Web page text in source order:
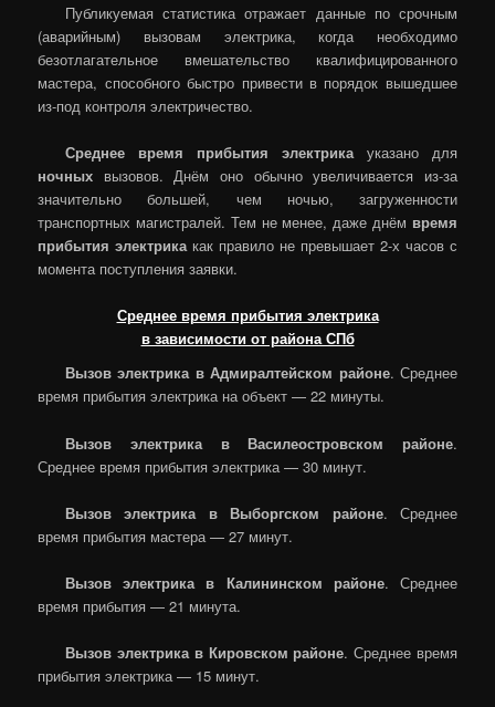
Публикуемая статистика отражает данные по срочным
(аварийным) вызовам электрика, когда необходимо
безотлагательное вмешательство квалифицированного
мастера, способного быстро привести в порядок вышедшее
из-под контроля электричество.
Среднее время прибытия электрика указано для
ночных вызовов. Днём оно обычно увеличивается из-за
значительно большей, чем ночью, загруженности
транспортных магистралей. Тем не менее, даже днём время
прибытия электрика как правило не превышает 2-х часов с
момента поступления заявки.
Среднее время прибытия электрика
в зависимости от района СПб
Вызов электрика в Адмиралтейском районе. Среднее
время прибытия электрика на объект — 22 минуты.
Вызов электрика в Василеостровском районе.
Среднее время прибытия электрика — 30 минут.
Вызов электрика в Выборгском районе. Среднее
время прибытия мастера — 27 минут.
Вызов электрика в Калининском районе. Среднее
время прибытия — 21 минута.
Вызов электрика в Кировском районе. Среднее время
прибытия электрика — 15 минут.